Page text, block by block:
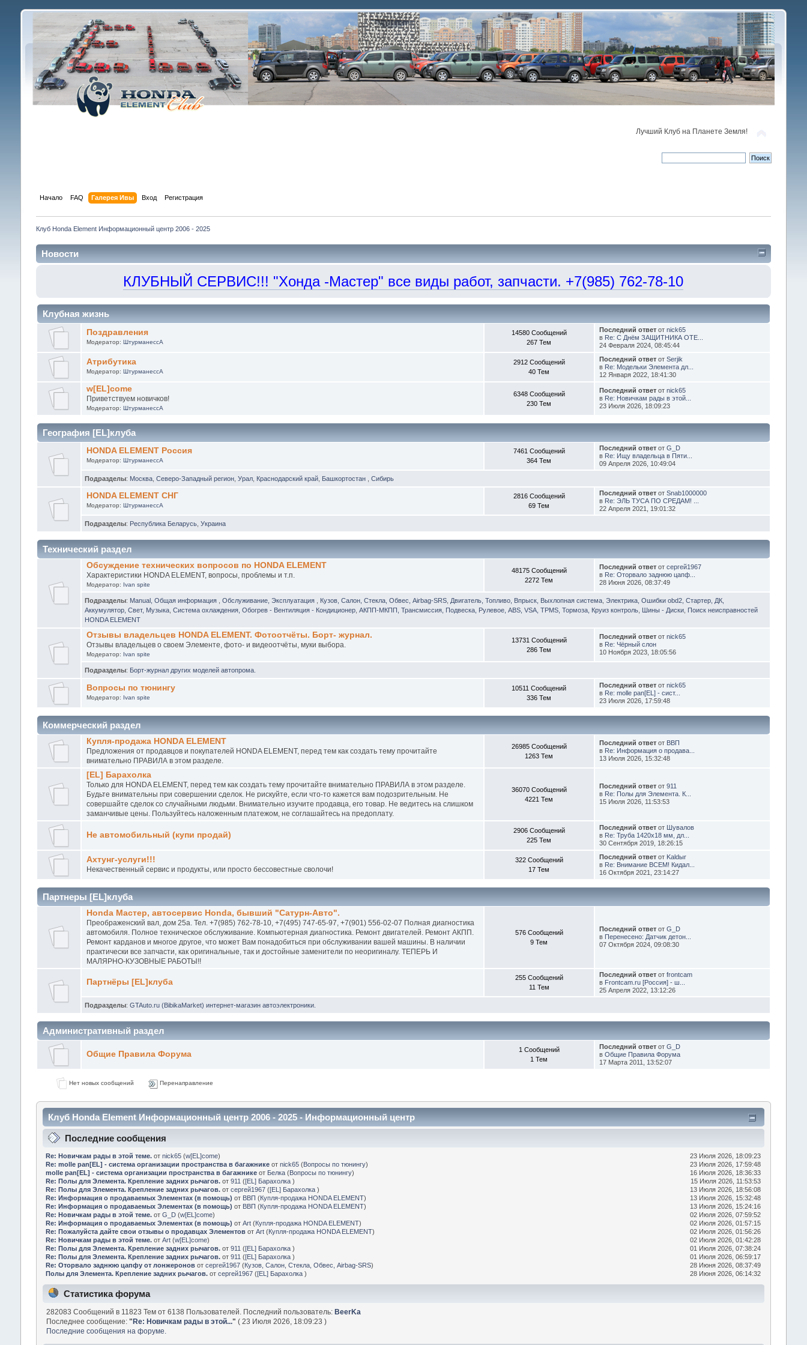
Лучший Клуб на Планете Земля!
Начало FAQ Галерея Ивы Вход Регистрация
Клуб Honda Element Информационный центр 2006 - 2025
Новости
КЛУБНЫЙ СЕРВИС!!! "Хонда -Мастер" все виды работ, запчасти. +7(985) 762-78-10
Клубная жизнь
Поздравления
Модератор:ШтурманессА
14580 Сообщений
267 Тем
Последний ответ отnick65
в Re: С Днём ЗАЩИТНИКА ОТЕ...
24 Февраля 2024, 08:45:44
Атрибутика
Модератор:ШтурманессА
2912 Сообщений
40 Тем
Последний ответ отSerjik
в Re: Модельки Элемента дл...
12 Января 2022, 18:41:30
w[EL]come
Приветствуем новичков!
Модератор:ШтурманессА
6348 Сообщений
230 Тем
Последний ответ отnick65
в Re: Новичкам рады в этой...
23 Июля 2026, 18:09:23
География [EL]клуба
HONDA ELEMENT Россия
Модератор:ШтурманессА
7461 Сообщений
364 Тем
Последний ответ отG_D
в Re: Ищу владельца в Пяти...
09 Апреля 2026, 10:49:04
Подразделы: Москва, Северо-Западный регион, Урал, Краснодарский край, Башкортостан Сибирь
HONDA ELEMENT СНГ
Модератор:ШтурманессА
2816 Сообщений
69 Тем
Последний ответ отSnab1000000
в Re: ЭЛЬ ТУСА ПО СРЕДАМ! ...
22 Апреля 2021, 19:01:32
Подразделы: Республика Беларусь, Украина
Технический раздел
Обсуждение технических вопросов по HONDA ELEMENT
Характеристики HONDA ELEMENT, вопросы, проблемы и т.п.
Модератор: Ivan spite
48175 Сообщений
2272 Тем
Последний ответ отсергей1967
в Re: Оторвало заднюю цапф...
28 Июня 2026, 08:37:49
Подразделы: Manual, Общая информация Обслуживание, Эксплуатация Кузов, Салон, Стекла, Обвес, Airbag-SRS, Двигатель, Топливо, Впрыск, Выхлопная система, Электрика, Ошибки obd2, Стартер, ДК,
Аккумулятор, Свет, Музыка, Система охлаждения, Обогрев - Вентиляция - Кондиционер, АКПП-МКПП, Трансмиссия, Подвеска, Рулевое, ABS, VSA, TPMS, Тормоза, Круиз контроль, Шины - Диски, Поиск неисправностей
HONDA ELEMENT
Отзывы владельцев HONDA ELEMENT. Фотоотчёты. Борт- журнал.
Отзывы владельцев о своем Элементе, фото- и видеоотчёты, муки выбора.
Модератор: Ivan spite
13731 Сообщений
286 Тем
Последний ответ отnick65
в Re: Чёрный слон
10 Ноября 2023, 18:05:56
Подразделы: Борт-журнал других моделей автопрома.
Вопросы по тюнингу
Модератор: Ivan spite
10511 Сообщений
336 Тем
Последний ответ отnick65
в Re: molle pan[EL] - сист...
23 Июля 2026, 17:59:48
Коммерческий раздел
Купля-продажа HONDA ELEMENT
Предложения от продавцов и покупателей HONDA ELEMENT, перед тем как создать тему прочитайте
внимательно ПРАВИЛА в этом разделе.
26985 Сообщений
1263 Тем
Последний ответ от ВВП
в Re: Информация о продава...
13 Июля 2026, 15:32:48
[EL] Барахолка
Только для HONDA ELEMENT, перед тем как создать тему прочитайте внимательно ПРАВИЛА в этом разделе.
Будьте внимательны при совершении сделок. Не рискуйте, если что-то кажется вам подозрительным. Не
совершайте сделок со случайными людьми. Внимательно изучите продавца, его товар. Не ведитесь на слишком
заманчивые цены. Пользуйтесь наложенным платежом, не соглашайтесь на предоплату.
36070 Сообщений
4221 Тем
Последний ответ от911
в Re: Полы для Элемента. К...
15 Июля 2026, 11:53:53
Не автомобильный (купи продай)
2906 Сообщений
225 Тем
Последний ответ от Шувалов
в Re: Труба 1420х18 мм, дл...
30 Сентября 2019, 18:26:15
Ахтунг-услуги!!!
Некачественный сервис и продукты, или просто бессовестные сволочи!
322 Сообщений
17 Тем
Последний ответ от Kaldыr
в Re: Внимание ВСЕМ! Кидал...
16 Октября 2021, 23:14:27
Партнеры [EL]клуба
Honda Мастер, автосервис Honda, бывший "Сатурн-Авто".
Преображенский вал, дом 25а. Тел. +7(985) 762-78-10, +7(495) 747-65-97, +7(901) 556-02-07 Полная диагностика
автомобиля. Полное техническое обслуживание. Компьютерная диагностика. Ремонт двигателей. Ремонт АКПП.
Ремонт карданов и многое другое, что может Вам понадобиться при обслуживании вашей машины. В наличии
практически все запчасти, как оригинальные, так и достойные заменители по неоригиналу. ТЕПЕРЬ И
МАЛЯРНО-КУЗОВНЫЕ РАБОТЫ!!
576 Сообщений
9 Тем
Последний ответ отG_D
в Перенесено: Датчик детон...
07 Октября 2024, 09:08:30
Партнёры [EL]клуба
255 Сообщений
11 Тем
Последний ответ отfrontcam
в Frontcam.ru [Россия] - ш...
25 Апреля 2022, 13:12:26
Подразделы: GTAuto.ru (BibikaMarket) интернет-магазин автоэлектроники.
Административный раздел
Общие Правила Форума
1 Сообщений
1 Тем
Последний ответ отG_D
вОбщие Правила Форума
17 Марта 2011, 13:52:07
Нет новых сообщений Перенаправление
Клуб Honda Element Информационный центр 2006 - 2025 - Информационный центр
Последние сообщения
Re: Новичкам рады в этой теме. отnick65 (w[EL]come)
23 Июля 2026, 18:09:23
Re: molle pan[EL] - система организации пространства в багажнике отnick65 (Вопросы по тюнингу)
23 Июля 2026, 17:59:48
molle pan[EL] - система организации пространства в багажнике от Белка (Вопросы по тюнингу)
16 Июля 2026, 18:36:33
Re: Полы для Элемента. Крепление задних рычагов. от911 ([EL] Барахолка)
15 Июля 2026, 11:53:53
Re: Полы для Элемента. Крепление задних рычагов. отсергей1967 ([EL] Барахолка)
13 Июля 2026, 18:56:08
Re: Информация о продаваемых Элементах (в помощь) от ВВП (Купля-продажа HONDA ELEMENT)
13 Июля 2026, 15:32:48
Re: Информация о продаваемых Элементах (в помощь) от ВВП (Купля-продажа HONDA ELEMENT)
13 Июля 2026, 15:24:16
Re: Новичкам рады в этой теме. отG_D (w[EL]come)
02 Июля 2026, 07:59:52
Re: Информация о продаваемых Элементах (в помощь) отArt (Купля-продажа HONDA ELEMENT)
02 Июля 2026, 01:57:15
Re: Пожалуйста дайте свои отзывы о продавцах Элементов отArt (Купля-продажа HONDA ELEMENT)
02 Июля 2026, 01:56:26
Re: Новичкам рады в этой теме. отArt (w[EL]come)
02 Июля 2026, 01:42:28
Re: Полы для Элемента. Крепление задних рычагов. от911 ([EL] Барахолка)
01 Июля 2026, 07:38:24
Re: Полы для Элемента. Крепление задних рычагов. от911 ([EL] Барахолка)
01 Июля 2026, 06:59:17
Re: Оторвало заднюю цапфу от лонжеронов отсергей1967 (Кузов, Салон, Стекла, Обвес, Airbag-SRS)
28 Июня 2026, 08:37:49
Полы для Элемента. Крепление задних рычагов. отсергей1967 ([EL] Барахолка) 28 Июня 2026, 06:14:32
Статистика форума
282083 Сообщений в 11823 Тем от 6138 Пользователей. Последний пользователь: BeerKa
Последнее сообщение: " Re: Новичкам рады в этой..." ( 23 Июля 2026, 18:09:23 )
Последние сообщения на форуме.